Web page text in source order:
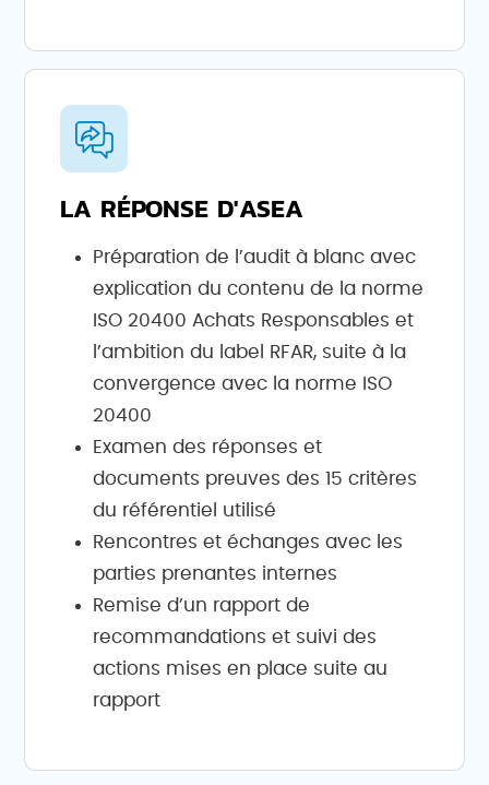
LA RÉPONSE D'ASEA
Préparation de l’audit à blanc avec
explication du contenu de la norme
ISO 20400 Achats Responsables et
l’ambition du label RFAR, suite à la
convergence avec la norme ISO
20400
Examen des réponses et
documents preuves des 15 critères
du référentiel utilisé
Rencontres et échanges avec les
parties prenantes internes
Remise d’un rapport de
recommandations et suivi des
actions mises en place suite au
rapport